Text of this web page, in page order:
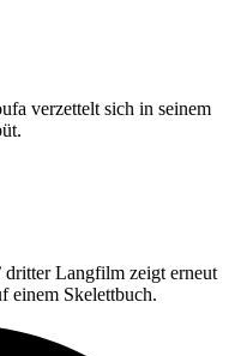
verzettelt sich in seinem
dritter Langfilm zeigt erneut
einem Skelettbuch.